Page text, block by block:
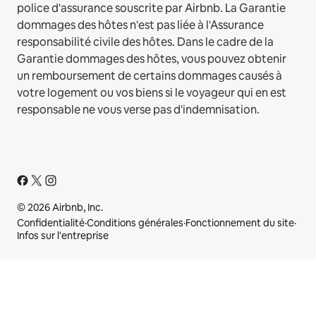
police d'assurance souscrite par Airbnb. La Garantie
dommages des hôtes n'est pas liée à l'Assurance
responsabilité civile des hôtes. Dans le cadre de la
Garantie dommages des hôtes, vous pouvez obtenir
un remboursement de certains dommages causés à
votre logement ou vos biens si le voyageur qui en est
responsable ne vous verse pas d'indemnisation.
© 2026 Airbnb, Inc.
Confidentialité·Conditions générales·Fonctionnement du site·
Infos sur l'entreprise